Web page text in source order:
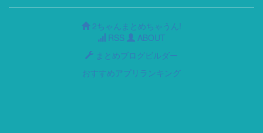
2ちゃんまとめちゃうん!
RSS
ABOUT
まとめブログビルダー
おすすめアプリランキング